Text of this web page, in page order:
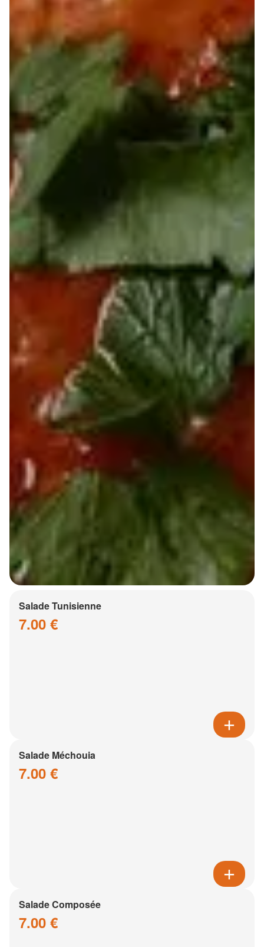
Salade Tunisienne
7.00 €
Salade Méchouia
7.00 €
Salade Composée
7.00 €